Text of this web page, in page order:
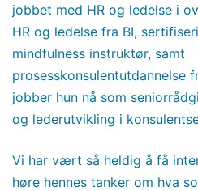
jobbet med HR og ledelse i
HR og ledelse fra BI,
mindfulness instruktør, samt
prosesskonsulentutdannelse
jobber hun nå som
og lederutvikling i
Vi har vært så heldig å få
høre hennes tanker om hva